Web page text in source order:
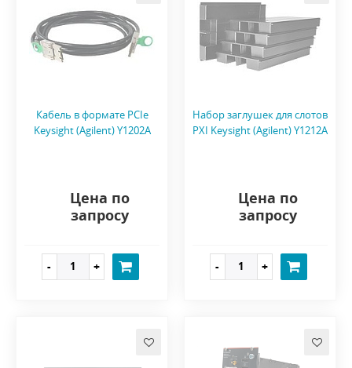
Кабель в формате PCIe
Keysight (Agilent) Y1202A
Цена по
запросу
Набор заглушек для слотов
PXI Keysight (Agilent) Y1212A
Цена по
запросу